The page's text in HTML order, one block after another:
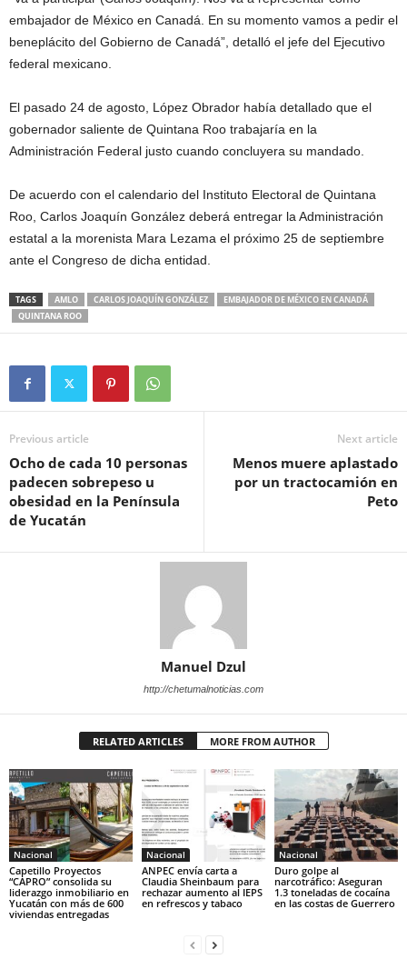
embajador de México en Canadá. En su momento vamos a pedir el
beneplácito del Gobierno de Canadá”, detalló el jefe del Ejecutivo
federal mexicano.
El pasado 24 de agosto, López Obrador había detallado que el
gobernador saliente de Quintana Roo trabajaría en la
Administración Federal justo cuando concluyera su mandado.
De acuerdo con el calendario del Instituto Electoral de Quintana
Roo, Carlos Joaquín González deberá entregar la Administración
estatal a la morenista Mara Lezama el próximo 25 de septiembre
ante el Congreso de dicha entidad.
TAGS AMLO CARLOS JOAQUÍN GONZÁLEZ
EMBAJADOR DE MÉXICO EN CANADÁ
QUINTANA ROO
Previous article
Ocho de cada 10 personas
padecen sobrepeso u
obesidad en la Península
de Yucatán
Next article
Menos muere aplastado
por un tractocamión en
Peto
Manuel Dzul
http://chetumalnoticias.com
RELATED ARTICLES MORE FROM AUTHOR
Nacional
Capetillo Proyectos
“CAPRO” consolida su
liderazgo inmobiliario en
Yucatán con más de 600
viviendas entregadas
Nacional
ANPEC envía carta a
Claudia Sheinbaum para
rechazar aumento al IEPS
en refrescos y tabaco
Nacional
Duro golpe al
narcotráfico: Aseguran
1.3 toneladas de cocaína
en las costas de Guerrero